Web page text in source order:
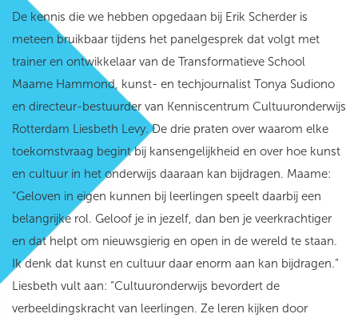
De kennis die we hebben opgedaan bij Erik Scherder is
meteen bruikbaar tijdens het panelgesprek dat volgt met
trainer en ontwikkelaar van de Transformatieve School
Maame Hammond, kunst- en techjournalist Tonya Sudiono
en directeur-bestuurder van Kenniscentrum Cultuuronderwijs
Rotterdam Liesbeth Levy. De drie praten over waarom elke
toekomstvraag begint bij kansengelijkheid en over hoe kunst
en cultuur in het onderwijs daaraan kan bijdragen. Maame:
“Geloven in eigen kunnen bij leerlingen speelt daarbij een
belangrijke rol. Geloof je in jezelf, dan ben je veerkrachtiger
en dat helpt om nieuwsgierig en open in de wereld te staan.
Ik denk dat kunst en cultuur daar enorm aan kan bijdragen.”
Liesbeth vult aan: “Cultuuronderwijs bevordert de
verbeeldingskracht van leerlingen. Ze leren kijken door